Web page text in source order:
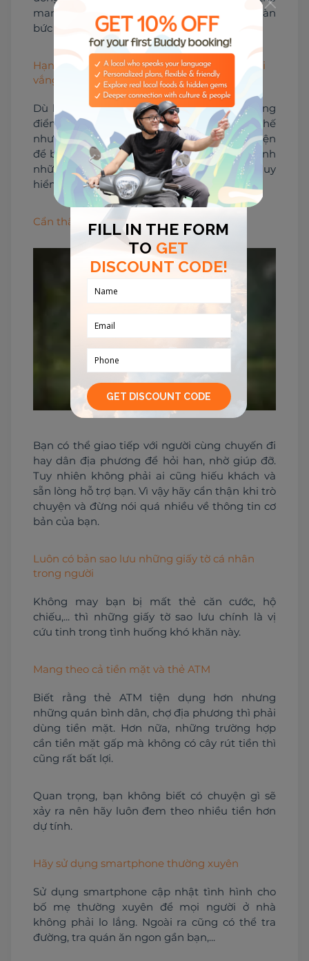
mang theo gậy tự sướng để lưu lại hàng ngàn
bức ảnh tuyệt đẹp.
Hạn chế ra ngoài vào buổi tối và đi những nơi
vắng vẻ
Dù là thành phố hay làng nhỏ đều có những
điểm đặc biệt để chúng ta khám phá. Thế
nhưng đi du lịch một mình không thuận tiện
để bạn đi mọi nơi vào buổi tối, càng nên tránh
những đoạn đường vắng vẻ, đề phòng nguy
hiểm cho bản thân.
Cẩn thận khi giao tiếp với người lạ
Bạn có thể giao tiếp với người cùng chuyến đi
hay dân địa phương để hỏi han, nhờ giúp đỡ.
Tuy nhiên không phải ai cũng hiếu khách và
sẵn lòng hỗ trợ bạn. Vì vậy hãy cẩn thận khi trò
chuyện và đừng nói quá nhiều về thông tin cơ
bản của bạn.
Luôn có bản sao lưu những giấy tờ cá nhân
trong người
Không may bạn bị mất thẻ căn cước, hộ
chiếu,... thì những giấy tờ sao lưu chính là vị
cứu tinh trong tình huống khó khăn này.
Mang theo cả tiền mặt và thẻ ATM
Biết rằng thẻ ATM tiện dụng hơn nhưng
những quán bình dân, chợ địa phương thì phải
dùng tiền mặt. Hơn nữa, những trường hợp
cần tiền mặt gấp mà không có cây rút tiền thì
cũng rất bất lợi.
Quan trọng, bạn không biết có chuyện gì sẽ
xảy ra nên hãy luôn đem theo nhiều tiền hơn
dự tính.
Hãy sử dụng smartphone thường xuyên
Sử dụng smartphone cập nhật tình hình cho
bố mẹ thường xuyên để mọi người ở nhà
không phải lo lắng. Ngoài ra cũng có thể tra
đường, tra quán ăn ngon gần bạn,...